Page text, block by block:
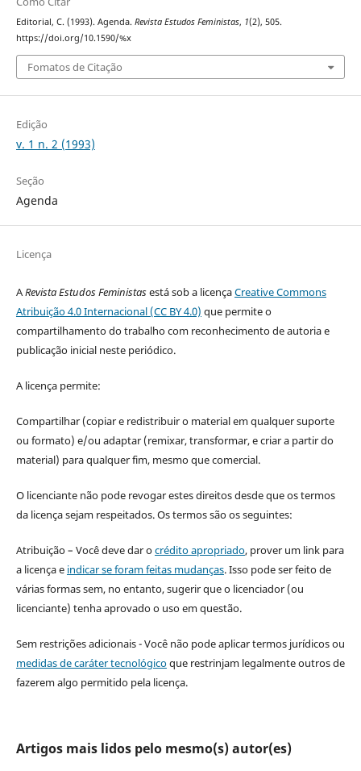
Editorial, C. (1993). Agenda. Revista Estudos Feministas, 1(2), 505.
https://doi.org/10.1590/%x
Fomatos de Citação
Edição
v. 1 n. 2 (1993)
Seção
Agenda
Licença
ARevista Estudos Feministasestá sob a licençaCreative Commons
Atribuição 4.0 Internacional (CC BY 4.0) que permite o
compartilhamento do trabalho com reconhecimento de autoria e
publicação inicial neste periódico.
A licença permite:
Compartilhar (copiar e redistribuir o material em qualquer suporte
ou formato) e/ou adaptar (remixar, transformar, e criar a partir do
material) para qualquer fim, mesmo que comercial.
O licenciante não pode revogar estes direitos desde que os termos
da licença sejam respeitados. Os termos são os seguintes:
Atribuição – Você deve dar ocrédito apropriado, prover um link para
a licença e indicar se foram feitas mudanças. Isso pode ser feito de
várias formas sem, no entanto, sugerir que o licenciador (ou
licenciante) tenha aprovado o uso em questão.
Sem restrições adicionais - Você não pode aplicar termos jurídicos ou
medidas de caráter tecnológicoque restrinjam legalmente outros de
fazerem algo permitido pela licença.
Artigos mais lidos pelo mesmo(s) autor(es)